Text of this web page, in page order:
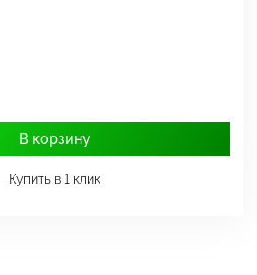
В корзину
Купить в 1 клик